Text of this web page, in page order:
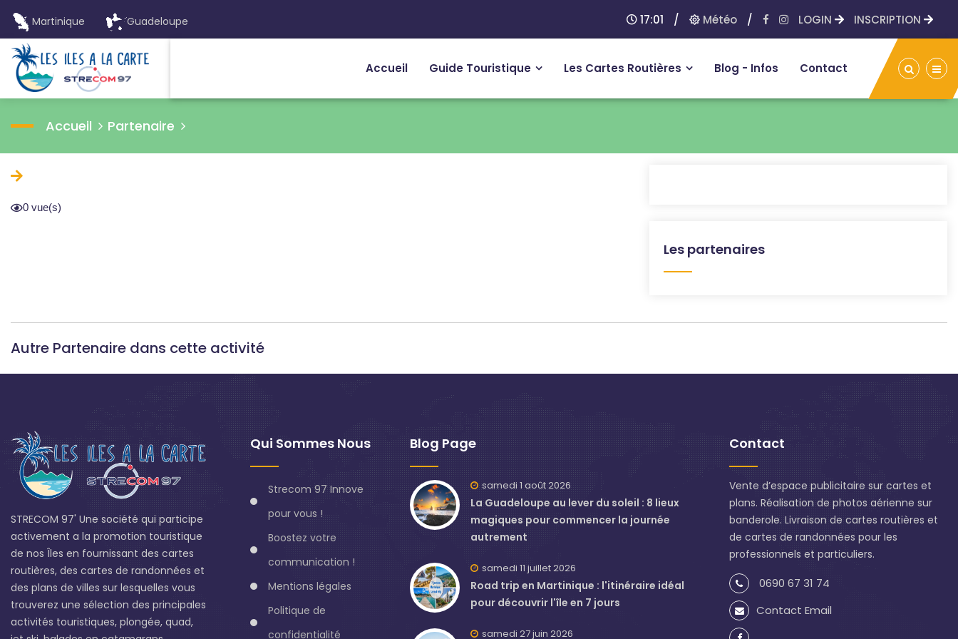
Martinique Guadeloupe 17:01 / Météo / LOGIN INSCRIPTION
Accueil Guide Touristique Les Cartes Routières Blog - Infos Contact
Accueil Partenaire
0 vue(s)
Les partenaires
Autre Partenaire dans cette activité
STRECOM 97' Une société qui participe
activement a la promotion touristique
de nos Îles en fournissant des cartes
routières, des cartes de randonnées et
des plans de villes sur lesquelles vous
trouverez une sélection des principales
activités touristiques, plongée, quad,
Qui Sommes Nous
Strecom 97 Innove
pour vous !
Boostez votre
communication !
Mentions légales
Politique de
confidentialité
Blog Page
samedi 1 août 2026
La Guadeloupe au lever du soleil : 8 lieux
magiques pour commencer la journée
autrement
samedi 11 juillet 2026
Road trip en Martinique : l'itinéraire idéal
pour découvrir l'île en 7 jours
samedi 27 juin 2026
Contact
Vente d’espace publicitaire sur cartes et
plans. Réalisation de photos aérienne sur
banderole. Livraison de cartes routières et
de cartes de randonnées pour les
professionnels et particuliers.
0690 67 31 74
Contact Email